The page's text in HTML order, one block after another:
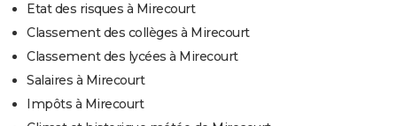
Etat des risques à Mirecourt
Classement des collèges à Mirecourt
Classement des lycées à Mirecourt
Salaires à Mirecourt
Impôts à Mirecourt